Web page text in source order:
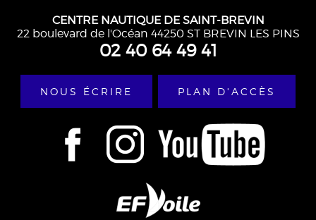
CENTRE NAUTIQUE DE SAINT-BREVIN
22 boulevard de l'Océan 44250 ST BREVIN LES PINS
02 40 64 49 41
NOUS ÉCRIRE PLAN D'ACCÈS